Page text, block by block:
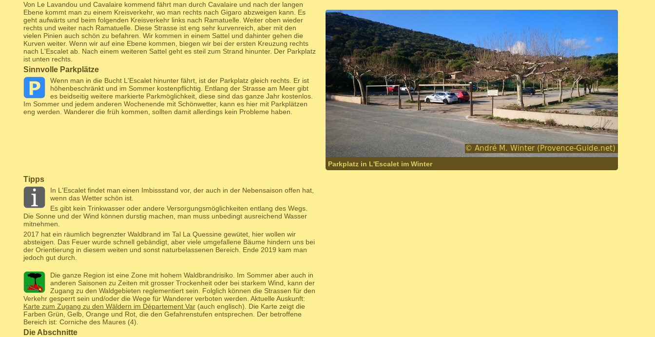
Von Le Lavandou und Cavalaire kommend fährt man durch Cavalaire und nach der langen
Ebene kommt man zu einem Kreisverkehr, wo man rechts nach Gigaro abzweigen kann. Es
geht aufwärts und beim folgenden Kreisverkehr links nach Ramatuelle. Weiter oben wieder
rechts und weiter nach Ramatuelle. Diese Strasse ist eng sehr kurvenreich, aber mit den
vielen Pinien auch schön zu befahren. Wir kommen in einem Sattel und dahinter gehen die
Kurven weiter. Wenn wir auf eine Ebene kommen, biegen wir bei der ersten Kreuzung rechts
nach L'Escalet ab. Nach einem weiteren Sattel geht es steil zum Strand hinunter. Der Parkplatz
ist unten rechts.
Sinnvolle Parkplätze
Wenn man in die Bucht L'Escalet hinunter fährt, ist der Parkplatz gleich rechts. Er ist
höhenbeschränkt und im Sommer kostenpflichtig. Entlang der Strasse am Meer gibt
es beidseitig weitere markierte Parkmöglichkeit, diese sind das ganze Jahr kostenlos.
Im Sommer und jedem anderen Wochenende mit Schönwetter, kann es hier mit Parkplätzen
eng werden. Wanderer die früh kommen, sollten damit allerdings kein Probleme haben.
Parkplatz in L'Escalet im Winter
Tipps
In L'Escalet findet man einen Imbissstand vor, der auch in der Nebensaison offen hat,
wenn das Wetter schön ist.
Es gibt kein Trinkwasser oder andere Versorgungsmöglichkeiten entlang des Wegs.
Die Sonne und der Wind können durstig machen, man muss unbedingt ausreichend Wasser
mitnehmen.
2017 hat ein räumlich begrenzter Waldbrand im Tal La Quessine gewütet, hier wollen wir
absteigen. Das Feuer wurde schnell gebändigt, aber viele umgefallene Bäume hindern uns bei
der Orientierung in diesem weiten und sonst naturbelassenen Bereich. Ende 2019 kam man
jedoch gut durch.
Die ganze Region ist eine Zone mit hohem Waldbrandrisiko. Im Sommer aber auch in
anderen Saisonen zu Zeiten mit grosser Trockenheit oder bei starkem Wind, kann der
Zugang zu den Waldgebieten reglementiert sein. Folglich können die Strassen für den
Verkehr gesperrt sein und/oder die Wege für Wanderer verboten werden. Aktuelle Auskunft:
Karte zum Zugang zu den Wäldern im Département Var(auch englisch). Die Karte zeigt die
Farben Grün, Gelb, Orange und Rot, die den Gefahrenstufen entsprechen. Der betroffene
Bereich ist: Corniche des Maures (4).
Die Abschnitte